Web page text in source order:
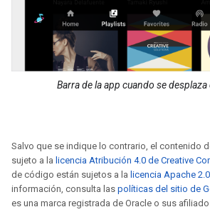
Barra de la app cuando se
Salvo que se indique lo contrario, el contenido
sujeto a la licencia Atribución 4.0 de Creative
de código están sujetos a la licencia Apache 2.0
información, consulta las políticas del sitio de
es una marca registrada de Oracle o sus